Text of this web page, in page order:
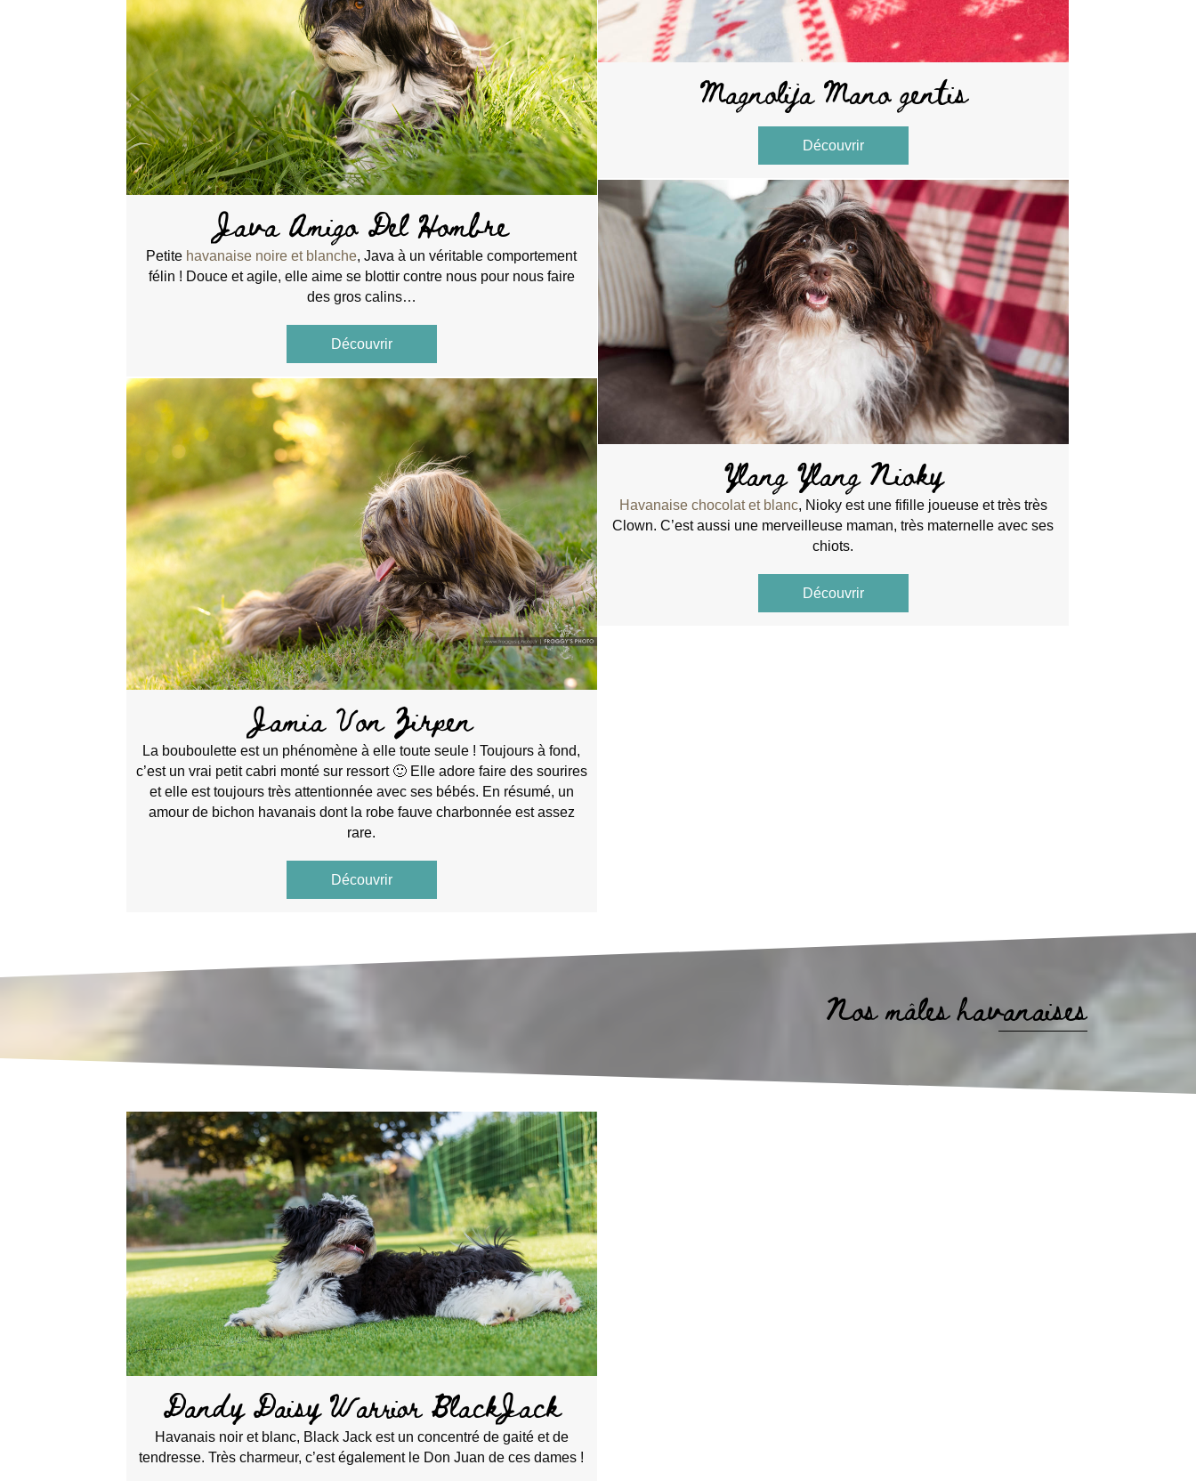
Magnolija Mano gentis
Découvrirabout Magnolija Mano gentis
Java Amigo Del Hombre
Petite havanaise noire et blanche, Java à un véritable comportement
félin ! Douce et agile, elle aime se blottir contre nous pour nous faire
des gros calins…
Découvrirabout Java Amigo Del Hombre
Ylang Ylang Nioky
Havanaise chocolat et blanc, Nioky est une fifille joueuse et très très
Clown. C’est aussi une merveilleuse maman, très maternelle avec ses
chiots.
Découvrirabout Ylang Ylang Nioky
Jamia Von Zirpen
La bouboulette est un phénomène à elle toute seule ! Toujours à fond,
c’est un vrai petit cabri monté sur ressort 🙂 Elle adore faire des sourires
et elle est toujours très attentionnée avec ses bébés. En résumé, un
amour de bichon havanais dont la robe fauve charbonnée est assez
rare.
Découvrirabout Jamia Von Zirpen
Nos mâles havanaises
Dandy Daisy Warrior BlackJack
Havanais noir et blanc, Black Jack est un concentré de gaité et de
tendresse. Très charmeur, c’est également le Don Juan de ces dames !